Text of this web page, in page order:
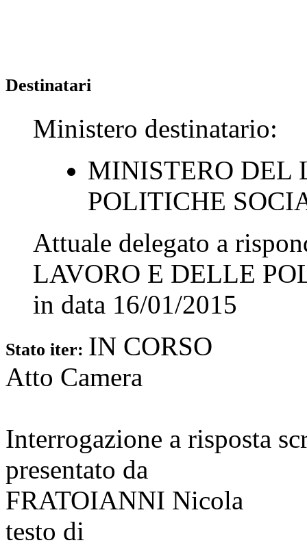
Destinatari
Ministero destinatario:
MINISTERO DEL
POLITICHE
Attuale delegato a
LAVORO E DELLE
in data 16/01/2015
Stato iter: IN CORSO
Atto Camera
Interrogazione a risposta
presentato da
FRATOIANNI Nicola
testo di